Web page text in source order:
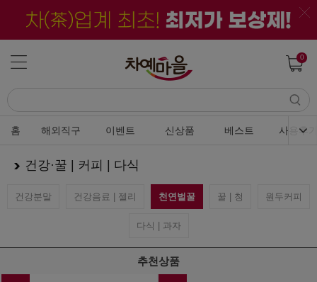
0
홈 해외직구 이벤트 신상품 베스트 사용후
건강·꿀 | 커피 | 다식
건강분말 건강음료 | 젤리 천연벌꿀 꿀 | 청 원두커피
다식 | 과자
추천상품